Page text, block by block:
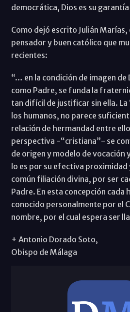
democrática, Dios es su
Como dejó escrito Julián Marías,
pensador y buen católico que
recientes:
“… en la condición de imagen de
como Padre, se funda la
tan difícil de justificar sin ella. La
los humanos, no parece
relación de hermandad entre
perspectiva -“cristiana”- se
de origen y modelo de vocación
lo es por su efectiva proximidad
común filiación divina, por ser
Padre. En esta concepción cada
conocido personalmente por el
nombre, por el cual espera ser
+ Antonio Dorado Soto,
Obispo de Málaga